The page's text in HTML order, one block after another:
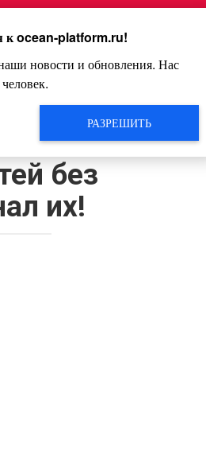
самых
без
их!
кocean-platform.ru!
новости и обновления. Нас
человек.
РАЗРЕШИТЬ